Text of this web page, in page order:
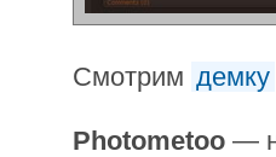
Смотрим демку
Photometoo —